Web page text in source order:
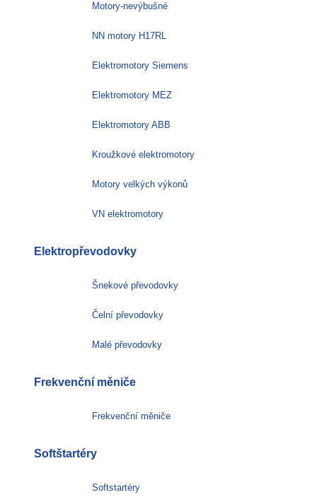
Motory-nevýbušné
NN motory H17RL
Elektromotory Siemens
Elektromotory MEZ
Elektromotory ABB
Kroužkové elektromotory
Motory velkých výkonů
VN elektromotory
Elektropřevodovky
Šnekové převodovky
Čelní převodovky
Malé převodovky
Frekvenční měniče
Frekvenční měniče
Softštartéry
Softstartéry